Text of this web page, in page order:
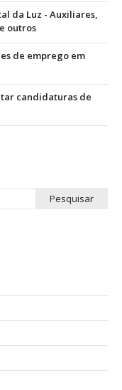
da Luz - Auxiliares,
outros
de emprego em
candidaturas de